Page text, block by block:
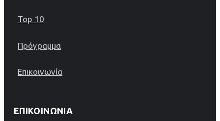
Top 10
Πρόγραμμα
Επικοινωνία
ΕΠΙΚΟΙΝΩΝΊΑ